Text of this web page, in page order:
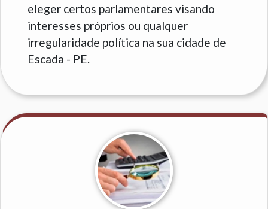
eleger certos parlamentares visando
interesses próprios ou qualquer
irregularidade política na sua cidade de
Escada - PE.